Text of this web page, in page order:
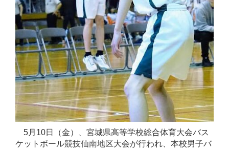
5月10日（金）、宮城県高等学校総合体育大会バス
ケットボール競技仙南地区大会が行われ、本校男子バ